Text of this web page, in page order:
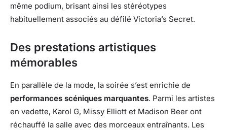
même podium, brisant ainsi les stéréotypes
habituellement associés au défilé Victoria’s Secret.
Des prestations artistiques
mémorables
En parallèle de la mode, la soirée s’est enrichie de
performances scéniques marquantes. Parmi les artistes
en vedette, Karol G, Missy Elliott et Madison Beer ont
réchauffé la salle avec des morceaux entraînants. Les